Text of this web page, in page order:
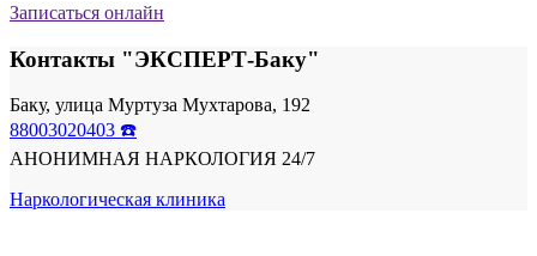
Записаться онлайн
Контакты "ЭКСПЕРТ-Баку"
Баку, улица Муртуза Мухтарова, 192
88003020403 ☎️
АНОНИМНАЯ НАРКОЛОГИЯ 24/7
Наркологическая клиника